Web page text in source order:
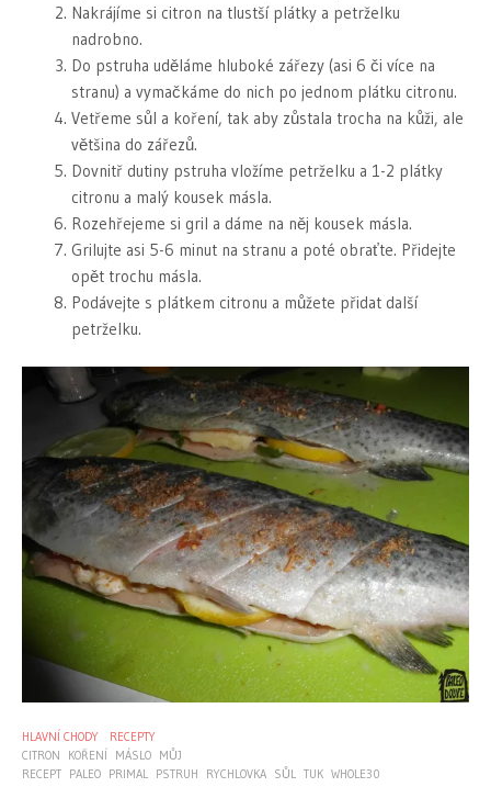
Nakrájíme si citron na tlustší plátky a petrželku
nadrobno.
Do pstruha uděláme hluboké zářezy (asi 6 či více na
stranu) a vymačkáme do nich po jednom plátku citronu.
Vetřeme sůl a koření, tak aby zůstala trocha na kůži, ale
většina do zářezů.
Dovnitř dutiny pstruha vložíme petrželku a 1-2 plátky
citronu a malý kousek másla.
Rozehřejeme si gril a dáme na něj kousek másla.
Grilujte asi 5-6 minut na stranu a poté obraťte. Přidejte
opět trochu másla.
Podávejte s plátkem citronu a můžete přidat další
petrželku.
HLAVNÍ CHODY
RECEPTY
CITRON
KOŘENÍ MÁSLO MŮJ
RECEPT PALEO PRIMAL PSTRUH RYCHLOVKA SŮL TUK WHOLE30